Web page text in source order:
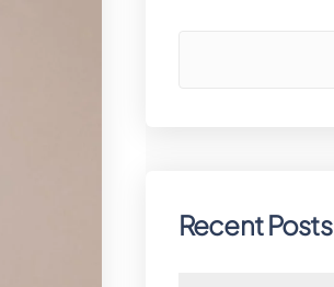
Recent Posts